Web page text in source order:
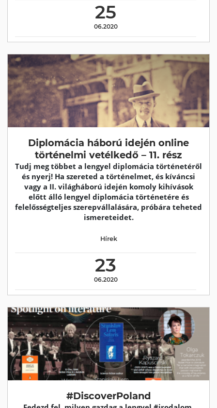
25
06.2020
Diplomácia háború idején online
történelmi vetélkedő – 11. rész
Tudj meg többet a lengyel diplomácia történetéről
és nyerj! Ha szereted a történelmet, és kíváncsi
vagy a II. világháború idején komoly kihívások
előtt álló lengyel diplomácia történetére és
felelősségteljes szerepvállalására, próbára teheted
ismereteidet.
23
06.2020
Hírek
#DiscoverPoland